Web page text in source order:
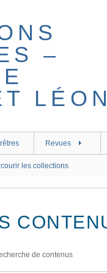
Revues
les collections
de contenus